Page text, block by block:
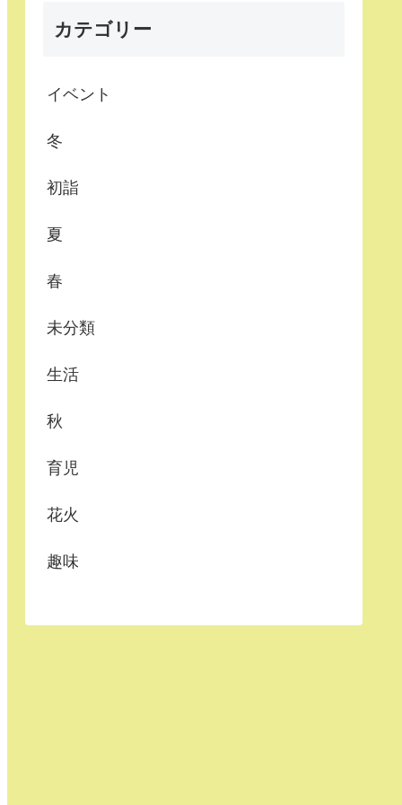
カテゴリー
イベント
冬
初詣
夏
春
未分類
生活
秋
育児
花火
趣味